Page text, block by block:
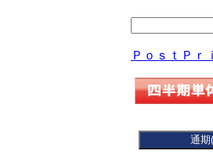
ＰｏｓｔＰｒ